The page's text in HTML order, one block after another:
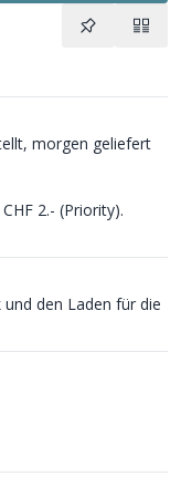
morgen geliefert
2.- (Priority).
den Laden für die